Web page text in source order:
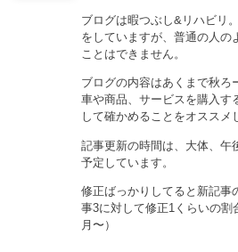
ブログは暇つぶし&リハビリ
をしていますが、普通の人の
ことはできません。
ブログの内容はあくまで秋ろ
車や商品、サービスを購入す
して確かめることをオススメ
記事更新の時間は、大体、午
予定しています。
修正ばっかりしてると新記事
事3に対して修正1くらいの割
月〜）